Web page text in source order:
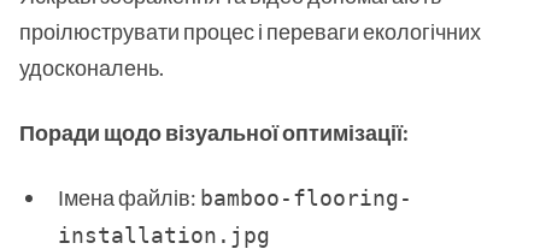
проілюструвати процес і переваги екологічних
удосконалень.
Поради щодо візуальної оптимізації:
Імена файлів: bamboo-flooring-
installation.jpg